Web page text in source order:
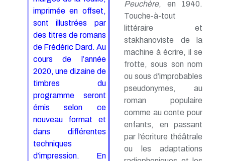
imprimée en offset,
sont illustrées par
des titres de romans
de Frédéric Dard. Au
cours de l’année
2020, une dizaine de
timbres du
programme seront
émis selon ce
nouveau format et
dans différentes
techniques
d’impression. En
Peuchère, en 1940.
Touche-à-tout
littéraire et
stakhanoviste de la
machine à écrire, il se
frotte, sous son nom
ou sous d’improbables
pseudonymes, au
roman populaire
comme au conte pour
enfants, en passant
par l’écriture théâtrale
ou les adaptations